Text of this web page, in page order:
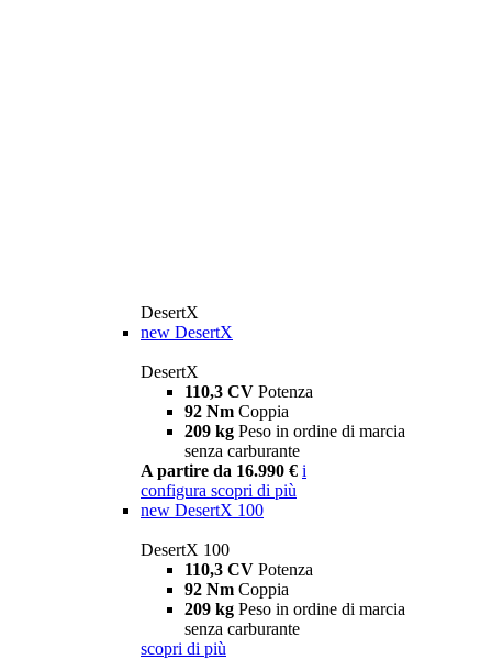
DesertX
new DesertX
DesertX
110,3 CV Potenza
92 Nm Coppia
209 kg Peso in ordine di marcia
senza carburante
A partire da 16.990 € i
configura scopri di più
new DesertX 100
DesertX 100
110,3 CV Potenza
92 Nm Coppia
209 kg Peso in ordine di marcia
senza carburante
scopri di più